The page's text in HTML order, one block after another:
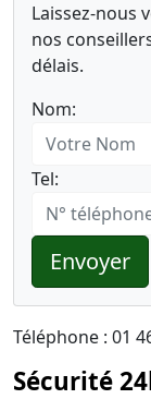
Laissez-nous
nos
délais.
Nom:
Tel:
Envoyer
Téléphone : 01
Sécurité